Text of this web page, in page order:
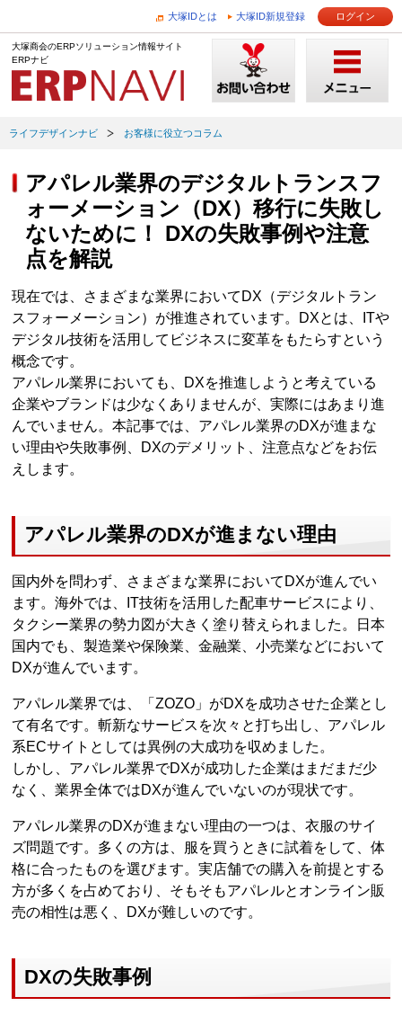
大塚IDとは 大塚ID新規登録 ログイン
大塚商会のERPソリューション情報サイト
ERPナビ
ライフデザインナビ お客様に役立つコラム
アパレル業界のデジタルトランスフ
ォーメーション（DX）移行に失敗し
ないために！ DXの失敗事例や注意
点を解説
現在では、さまざまな業界においてDX（デジタルトラン
スフォーメーション）が推進されています。DXとは、ITや
デジタル技術を活用してビジネスに変革をもたらすという
概念です。
アパレル業界においても、DXを推進しようと考えている
企業やブランドは少なくありませんが、実際にはあまり進
んでいません。本記事では、アパレル業界のDXが進まな
い理由や失敗事例、DXのデメリット、注意点などをお伝
えします。
アパレル業界のDXが進まない理由
国内外を問わず、さまざまな業界においてDXが進んでい
ます。海外では、IT技術を活用した配車サービスにより、
タクシー業界の勢力図が大きく塗り替えられました。日本
国内でも、製造業や保険業、金融業、小売業などにおいて
DXが進んでいます。
アパレル業界では、「ZOZO」がDXを成功させた企業とし
て有名です。斬新なサービスを次々と打ち出し、アパレル
系ECサイトとしては異例の大成功を収めました。
しかし、アパレル業界でDXが成功した企業はまだまだ少
なく、業界全体ではDXが進んでいないのが現状です。
アパレル業界のDXが進まない理由の一つは、衣服のサイ
ズ問題です。多くの方は、服を買うときに試着をして、体
格に合ったものを選びます。実店舗での購入を前提とする
方が多くを占めており、そもそもアパレルとオンライン販
売の相性は悪く、DXが難しいのです。
DXの失敗事例